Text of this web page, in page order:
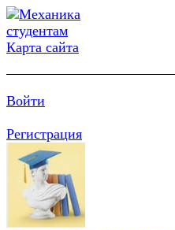
Карта сайта
Войти
Регистрация